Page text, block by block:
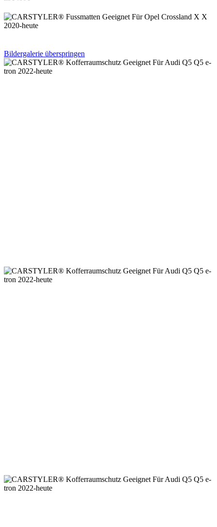
Bildergalerie überspringen